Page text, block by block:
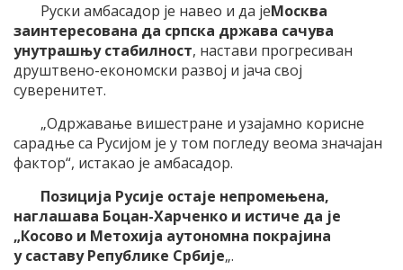
Руски амбасадор је навео и да јеМосква
заинтересована да српска држава сачува
унутрашњу стабилност, настави прогресиван
друштвено-економски развој и јача свој
суверенитет.
„Одржавање вишестране и узајамно корисне
сарадње са Русијом је у том погледу веома значајан
фактор“, истакао је амбасадор.
Позиција Русије остаје непромењена,
наглашава Боцан-Харченко и истиче да је
„Косово и Метохија аутономна покрајина
у саставу Републике Србије„.